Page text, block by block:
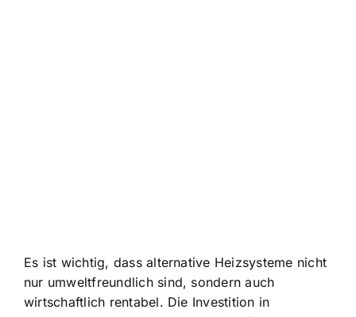
Es ist wichtig, dass alternative Heizsysteme nicht
nur umweltfreundlich sind, sondern auch
wirtschaftlich rentabel. Die Investition in